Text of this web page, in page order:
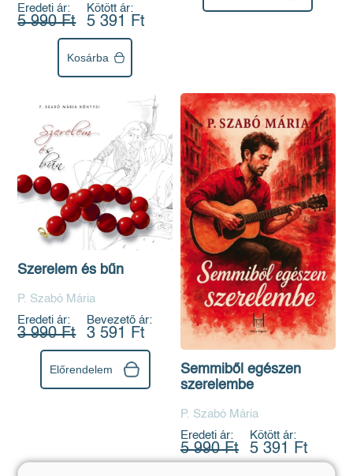
Eredeti ár:
5 990 Ft
Kötött ár:
5 391 Ft
Kosárba
Szerelem és bűn
P. Szabó Mária
Eredeti ár:
3 990 Ft
Bevezető ár:
3 591 Ft
Előrendelem
Semmiből egészen
szerelembe
P. Szabó Mária
Eredeti ár:
5 990 Ft
Kötött ár:
5 391 Ft